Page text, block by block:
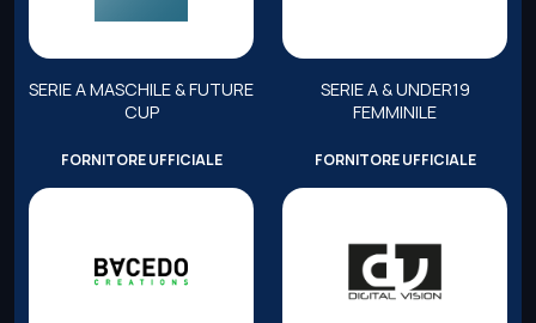
SERIE A MASCHILE & FUTURE
CUP
SERIE A & UNDER19
FEMMINILE
FORNITORE UFFICIALE FORNITORE UFFICIALE